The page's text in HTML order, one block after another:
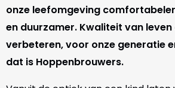
onze leefomgeving
en duurzamer. Kwaliteit van
verbeteren, voor onze generatie
dat is Hoppenbrouwers.